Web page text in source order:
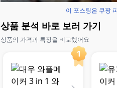
이 포스팅은 쿠팡
상품 분석 바로 보러 가기
상품의 가격과 특징을 비교했어요